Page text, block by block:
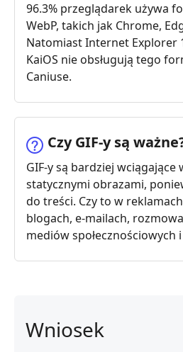
96.3% przeglądarek używa
WebP, takich jak Chrome,
Natomiast Internet Explorer
KaiOS nie obsługują tego
Caniuse.
Czy GIF-y są
GIF-y są bardziej
statycznymi obrazami,
do treści. Czy to w
blogach, e-mailach,
mediów społecznościowych
Wniosek